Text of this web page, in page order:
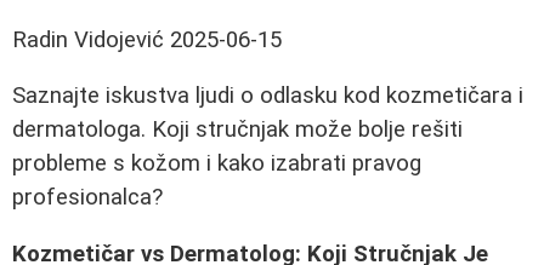
Radin Vidojević 2025-06-15
Saznajte iskustva ljudi o odlasku kod kozmetičara i
dermatologa. Koji stručnjak može bolje rešiti
probleme s kožom i kako izabrati pravog
profesionalca?
Kozmetičar vs Dermatolog: Koji Stručnjak Je